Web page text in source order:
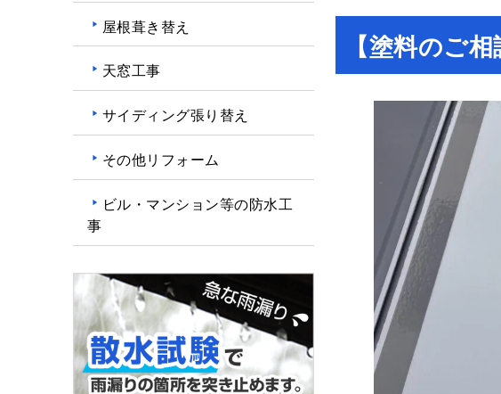
【塗料のご
屋根葺き替え
天窓工事
サイディング張り替え
その他リフォーム
ビル・マンション等の防水工
事